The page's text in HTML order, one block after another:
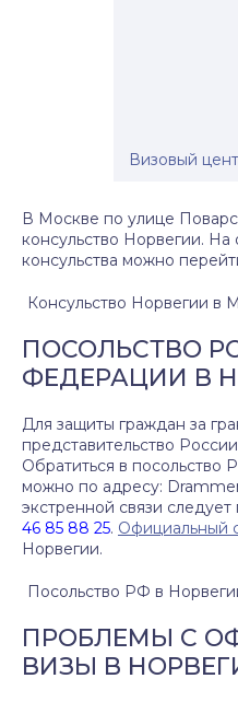
Визовый
В Москве по улице
консульство Норвегии.
консульства можно
Консульство Норвегии в
ПОСОЛЬСТВО
ФЕДЕРАЦИИ В
Для защиты граждан за
представительство
Обратиться в посольство
можно по адресу:
экстренной связи
46 85 88 25. Официальный
Норвегии.
Посольство РФ в
ПРОБЛЕМЫ С
ВИЗЫ В